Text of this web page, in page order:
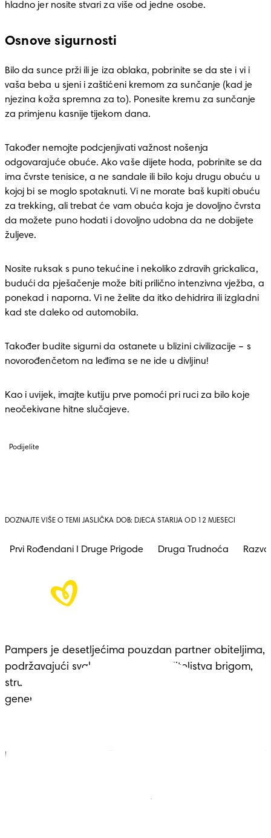
hladno jer nosite stvari za više od jedne osobe.
Osnove sigurnosti
Bilo da sunce prži ili je iza oblaka, pobrinite se da ste i vi i
vaša beba u sjeni i zaštićeni kremom za sunčanje (kad je
njezina koža spremna za to). Ponesite kremu za sunčanje
za primjenu kasnije tijekom dana.
Također nemojte podcjenjivati važnost nošenja
odgovarajuće obuće. Ako vaše dijete hoda, pobrinite se da
ima čvrste tenisice, a ne sandale ili bilo koju drugu obuću u
kojoj bi se moglo spotaknuti. Vi ne morate baš kupiti obuću
za trekking, ali trebat će vam obuća koja je dovoljno čvrsta
da možete puno hodati i dovoljno udobna da ne dobijete
žuljeve.
Nosite ruksak s puno tekućine i nekoliko zdravih grickalica,
budući da pješačenje može biti prilično intenzivna vježba, a
ponekad i naporna. Vi ne želite da itko dehidrira ili izgladni
kad ste daleko od automobila.
Također budite sigurni da ostanete u blizini civilizacije – s
novorođenčetom na leđima se ne ide u divljinu!
Kao i uvijek, imajte kutiju prve pomoći pri ruci za bilo koje
neočekivane hitne slučajeve.
Podijelite
DOZNAJTE VIŠE O TEMI JASLIČKA DOB: DJECA STARIJA OD 12 MJESECI
Prvi Rođendani I Druge Prigode Druga Trudnoća
Pampers je desetljećima pouzdan partner obiteljima,
podržavajući svaku prekretnicu roditeljstva brigom,
stručnošću i udobnošću – nasljeđe koje seže
generacijama.
Pampers